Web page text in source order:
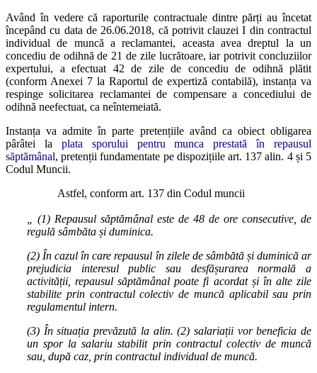
Având în vedere că raporturile contractuale dintre părți au încetat
începând cu data de 26.06.2018, că potrivit clauzei I din contractul
individual de muncă a reclamantei, aceasta avea dreptul la un
concediu de odihnă de 21 de zile lucrătoare, iar potrivit concluziilor
expertului, a efectuat 42 de zile de concediu de odihnă plătit
(conform Anexei 7 la Raportul de expertiză contabilă), instanța va
respinge solicitarea reclamantei de compensare a concediului de
odihnă neefectuat, ca neîntemeiată.
Instanța va admite în parte pretențiile având ca obiect obligarea
pârâtei la plata sporului pentru munca prestată în repausul
săptămânal, pretenții fundamentate pe dispozițiile art. 137 alin. 4 și 5
Codul Muncii.
Astfel, conform art. 137 din Codul muncii
„ (1) Repausul săptămânal este de 48 de ore consecutive, de
regulă sâmbăta și duminica.
(2) În cazul în care repausul în zilele de sâmbătă și duminică ar
prejudicia interesul public sau desfășurarea normală a
activității, repausul săptămânal poate fi acordat și în alte zile
stabilite prin contractul colectiv de muncă aplicabil sau prin
regulamentul intern.
(3) În situația prevăzută la alin. (2) salariații vor beneficia de
un spor la salariu stabilit prin contractul colectiv de muncă
sau, după caz, prin contractul individual de muncă.